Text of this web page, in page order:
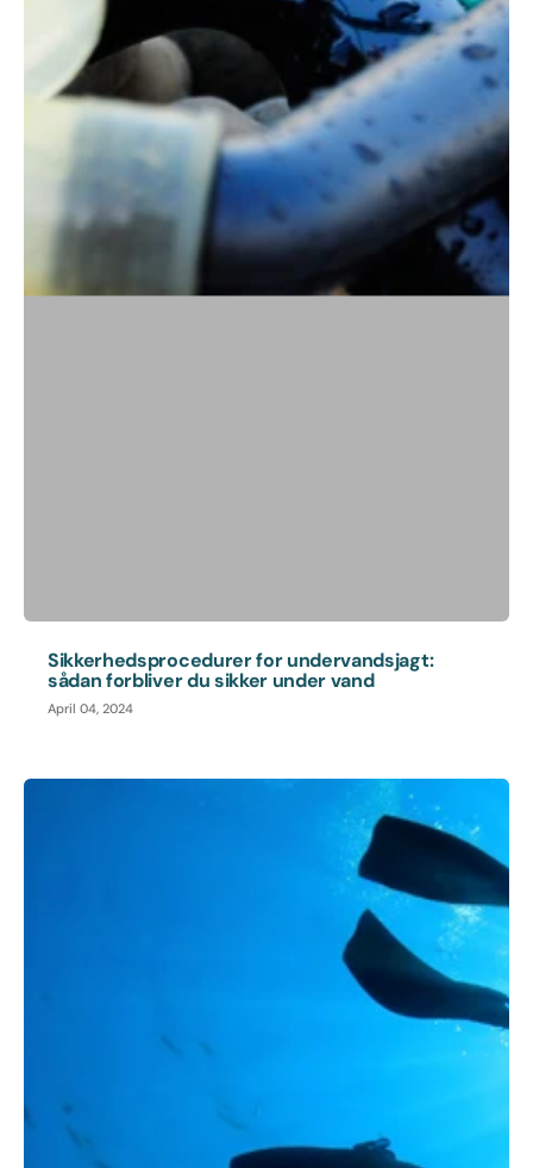
Sikkerhedsprocedurer for undervandsjagt:
sådan forbliver du sikker under vand
April 04, 2024